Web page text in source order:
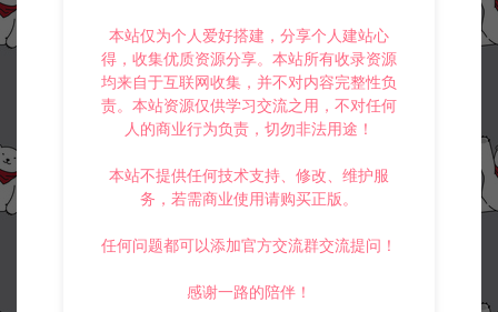
本站仅为个人爱好搭建，分享个人建站心
得，收集优质资源分享。本站所有收录资源
均来自于互联网收集，并不对内容完整性负
责。本站资源仅供学习交流之用，不对任何
人的商业行为负责，切勿非法用途！
本站不提供任何技术支持、修改、维护服
务，若需商业使用请购买正版。
任何问题都可以添加官方交流群交流提问！
感谢一路的陪伴！